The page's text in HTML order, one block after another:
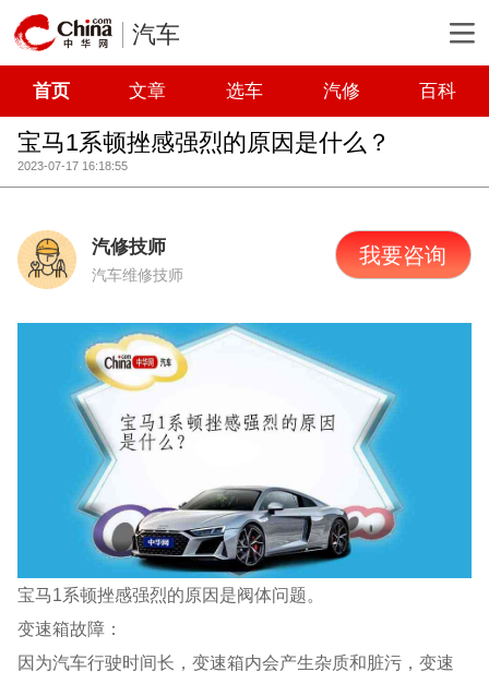
汽车
首页 文章 选车 汽修 百科
宝马1系顿挫感强烈的原因是什么？
2023-07-17 16:18:55
汽修技师
汽车维修技师
我要咨询
宝马1系顿挫感强烈的原因是阀体问题。
变速箱故障：
因为汽车行驶时间长，变速箱内会产生杂质和脏污，变速